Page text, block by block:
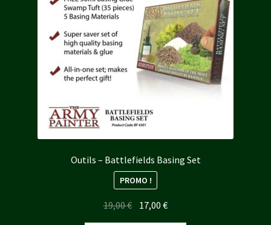
Outils – Battlefields Basing Set
PROMO !
19,00€ Le17,00€Le